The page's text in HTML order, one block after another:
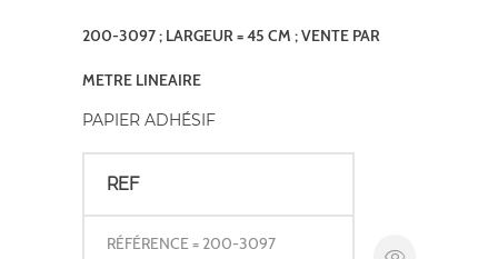
200-3097 ; LARGEUR = 45 CM ; VENTE PAR
METRE LINEAIRE
PAPIER ADHÉSIF
REF
RÉFÉRENCE = 200-3097